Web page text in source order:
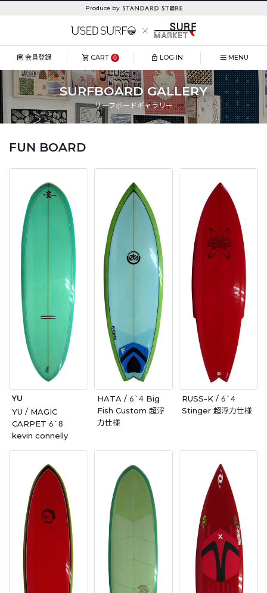
Produce by
会員登録 CART 0 LOG IN MENU
SURFBOARD GALLERY
サーフボードギャラリー
FUN BOARD
YU
YU / MAGIC
CARPET 6`8
kevin connelly
HATA / 6`4 Big
Fish Custom 超浮
力仕様
RUSS-K / 6`4
Stinger 超浮力仕様